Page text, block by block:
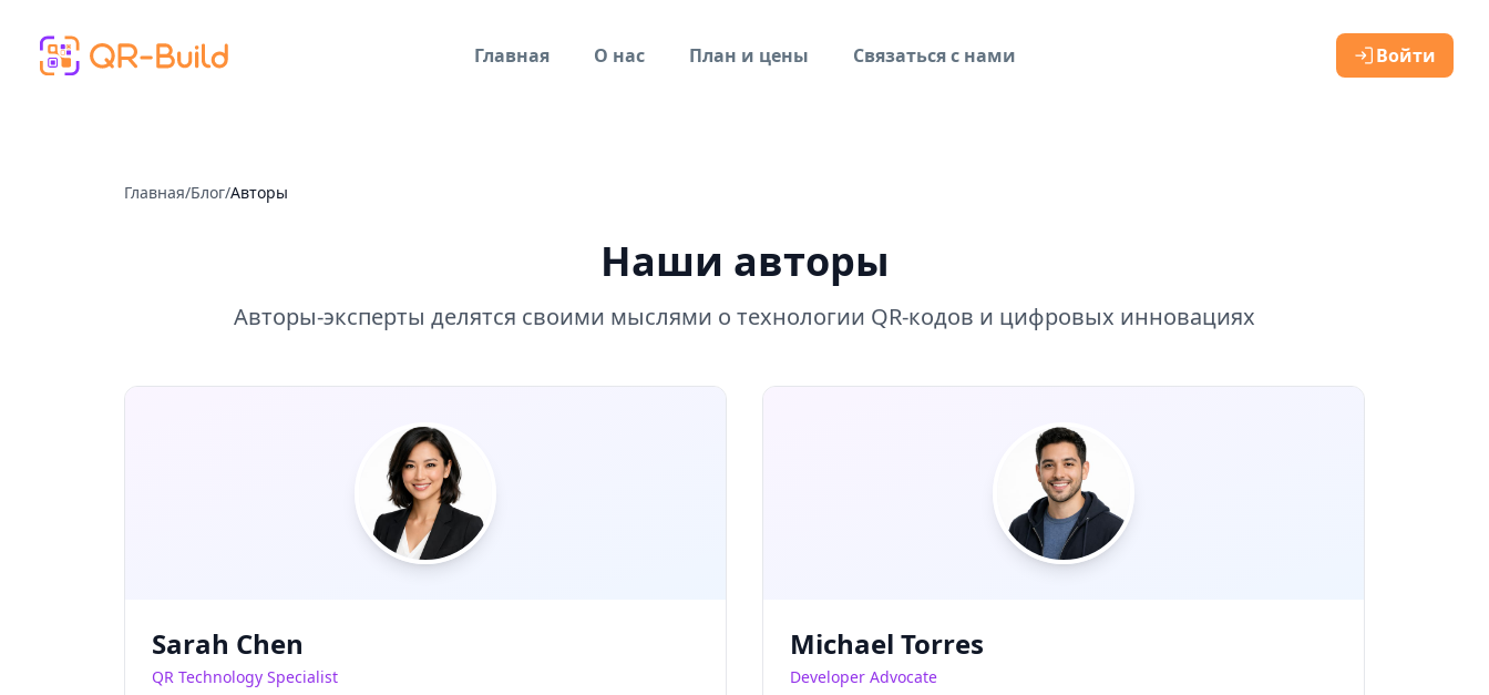
Главная
О нас План и цены Связаться с нами Войти
Главная/Блог/Авторы
Наши авторы
Авторы-эксперты делятся своими мыслями о технологии QR-кодов и цифровых инновациях
Sarah Chen
QR Technology Specialist
Michael Torres
Developer Advocate